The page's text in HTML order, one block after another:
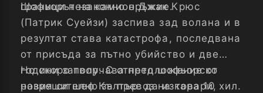
граници незаконно оръжие.
Шофьорът на камион Джак Крюс
(Патрик Суейзи) заспива зад волана и в
резултат става катастрофа, последвана
от присъда за пътно убийство и две
години затвор. С отнето шофьорско
разрешително за превоз на товари,
Но скоро получава предложение от
новия си шеф Кълтър: да изкара 10 хил.